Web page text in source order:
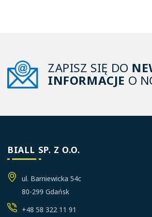
ZAPISZ SIĘ DO
INFORMACJE O
BIALL SP. Z O.O.
ul. Barniewicka 54c
80-299 Gdańsk
+48 58 322 11 91